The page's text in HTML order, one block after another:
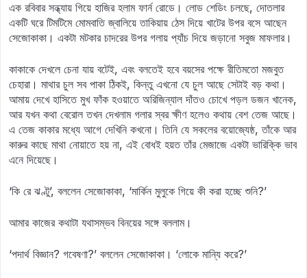
এক রবিবার সন্ধ্যায় গিয়ে হাজির হলাম ফার্ন রোডে। লোড শেডিং চলছে, দোতলার
একটি ঘরে টিমটিমে মোমবাতি জ্বালিয়ে তাকিয়ায় ঠেস দিয়ে খাটের উপর বসে আছেন
সেজোকাকা। একটা মটকার চাদরের উপর গলায় প্যাঁচ দিয়ে জড়ানো সবুজ মাফলার।
কাকাকে দেখলে চেনা যায় বটেই, এবং বলতেই হবে বয়সের পক্ষে রীতিমতো মজবুত
চেহারা। মাথার চুল সব পাকা ঠিকই, কিন্তু এখনো যে চুল আছে সেটাই বড় কথা।
আমায় দেখে হাসিতে মুখ ফাঁক হওয়াতে অরিজিন্যাল দাঁতও চোখে পড়ল ডজন খানেক,
আর যখন কথা বেরোল তখন দেখলাম গলার স্বর ক্ষীণ হলেও কথায় বেশ তেজ আছে।
এ তেজ কাকার মধ্যে আগে দেখিনি কখনো। তিনি যে সকলের বয়োজ্যেষ্ঠ, তাঁকে আর
কারুর কাছে মাথা নোয়াতে হয় না, এই বোধই হয়ত তাঁর মেজাজে একটা ভারিক্কি ভাব
এনে দিয়েছে।
‘কি রে ঝণ্টু’, বললেন সেজোকাকা, ‘মার্কিন মুলুকে গিয়ে কী করা হচ্ছে শুনি?’
আমার কাজের কথাটা যথাসম্ভব বিনয়ের সঙ্গে বললাম।
‘পদার্থ বিজ্ঞান? গবেষণা?’ বললেন সেজোকাকা। ‘লোকে মান্যি করে?’